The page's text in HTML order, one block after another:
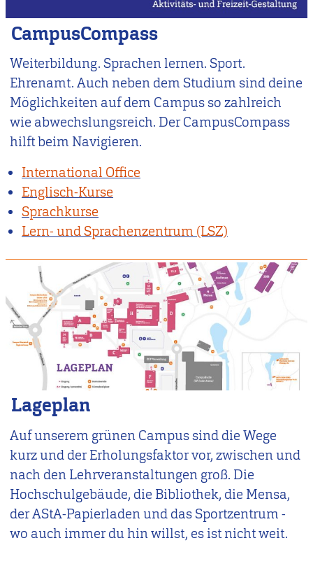
CampusCompass
Weiterbildung. Sprachen lernen. Sport.
Ehrenamt. Auch neben dem Studium sind deine
Möglichkeiten auf dem Campus so zahlreich
wie abwechslungsreich. Der CampusCompass
hilft beim Navigieren.
International Office
Englisch-Kurse
Sprachkurse
Lern- und Sprachenzentrum (LSZ)
Lageplan
Auf unserem grünen Campus sind die Wege
kurz und der Erholungsfaktor vor, zwischen und
nach den Lehrveranstaltungen groß. Die
Hochschulgebäude, die Bibliothek, die Mensa,
der AStA-Papierladen und das Sportzentrum -
wo auch immer du hin willst, es ist nicht weit.